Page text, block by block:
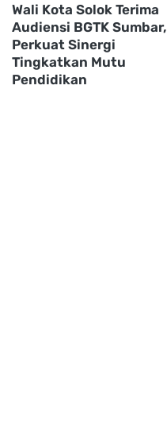
Wali Kota Solok Terima
Audiensi BGTK Sumbar,
Perkuat Sinergi
Tingkatkan Mutu
Pendidikan